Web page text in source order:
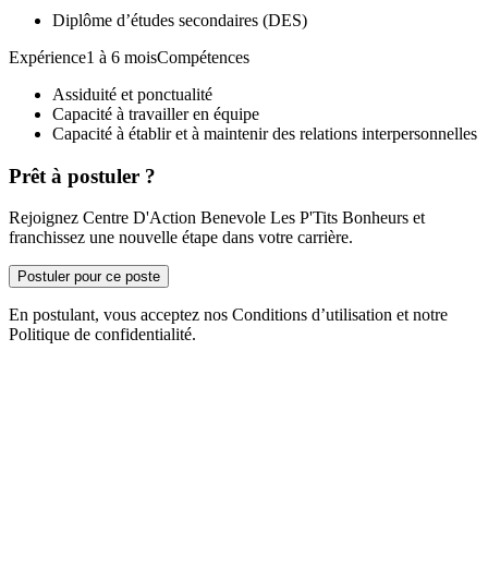
Diplôme d’études secondaires (DES)
Expérience1 à 6 moisCompétences
Assiduité et ponctualité
Capacité à travailler en équipe
Capacité à établir et à maintenir des relations interpersonnelles
Prêt à postuler ?
Rejoignez Centre D'Action Benevole Les P'Tits Bonheurs et
franchissez une nouvelle étape dans votre carrière.
Postuler pour ce poste
En postulant, vous acceptez nos Conditions d’utilisation et notre
Politique de confidentialité.